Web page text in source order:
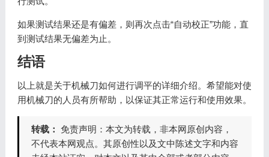
如果测试结果还是有偏差，则再次点击“自动校正”功能，直
到测试结果无偏差为止。
结语
以上就是关于机械刀如何进行调平的详细介绍。希望能对使
用机械刀的人员有所帮助，以保证其正常运行和使用效果。
转载： 免责声明：本文为转载，非本网原创内容，
不代表本网观点。其原创性以及文中陈述文字和内容